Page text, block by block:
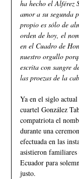
ha hecho el Alférez
amor a su segunda
propio es sólo de
orden de hoy, el
en el Cuadro de
nuestro orgullo
escrita con sangre
las proezas de la
Ya en el siglo
cuartel González
compatriota el
durante una
efectuada en las
asistieron familiares
Ecuador para
justo.